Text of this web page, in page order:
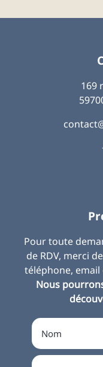
169
Pour toute
de RDV, merci
téléphone,
Nous